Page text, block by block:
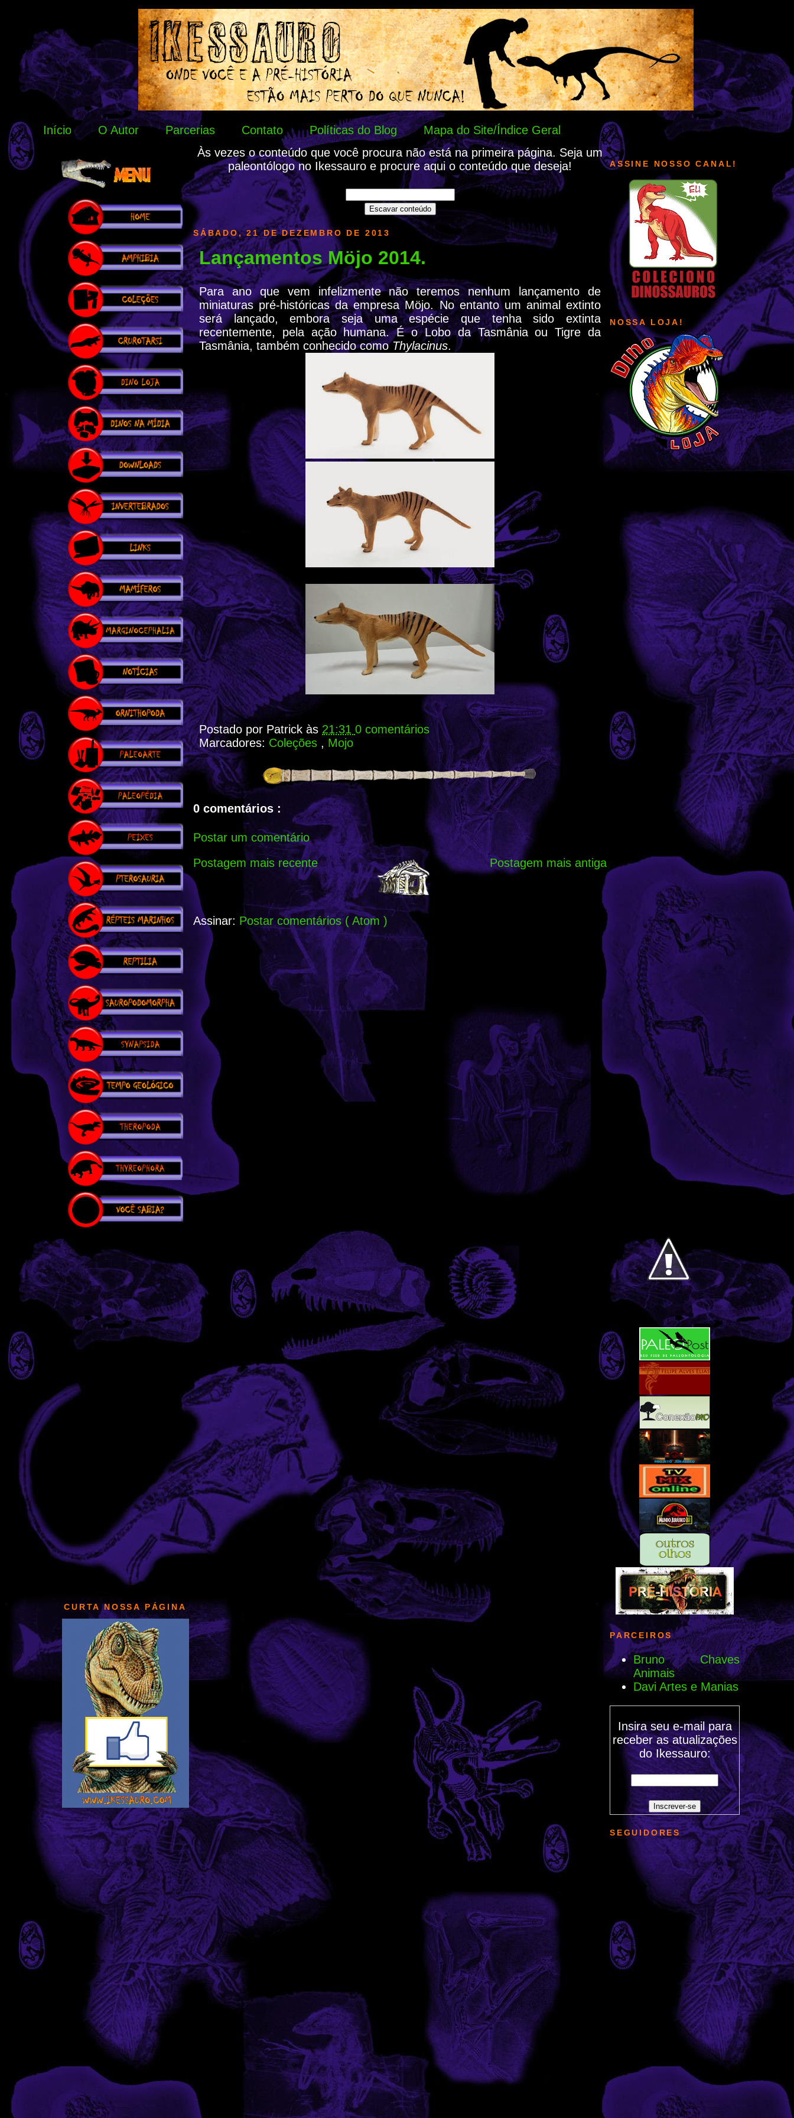
Início O Autor Parcerias Contato Políticas do Blog Mapa do Site/Índice Geral
CURTA NOSSA PÁGINA
Às vezes o conteúdo que você procura não está na primeira página. Seja um
paleontólogo no Ikessauro e procure aqui o conteúdo que deseja!
SÁBADO, 21 DE DEZEMBRO DE 2013
Lançamentos Möjo 2014.
Para ano que vem infelizmente não teremos nenhum lançamento de
miniaturas pré-históricas da empresa Möjo. No entanto um animal extinto
será lançado, embora seja uma espécie que tenha sido extinta
recentemente, pela ação humana. É o Lobo da Tasmânia ou Tigre da
Tasmânia, também conhecido comoThylacinus.
Postado por Patrick às 21:31 0 comentários
Marcadores: Coleções , Mojo
0 comentários :
Postar um comentário
Postagem mais recente
Postagem mais antiga
Assinar: Postar comentários ( Atom )
ASSINE NOSSO CANAL!
NOSSA LOJA!
PARCEIROS
Bruno Chaves
Animais
Davi Artes e Manias
Insira seu e-mail para
receber as atualizações
do Ikessauro:
SEGUIDORES